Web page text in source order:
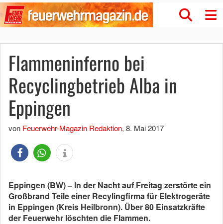
Flammeninferno bei
Recyclingbetrieb Alba in
Eppingen
von Feuerwehr-Magazin Redaktion, 8. Mai 2017
Eppingen (BW) – In der Nacht auf Freitag zerstörte ein
Großbrand Teile einer Recylingfirma für Elektrogeräte
in Eppingen (Kreis Heilbronn). Über 80 Einsatzkräfte
der Feuerwehr löschten die Flammen.